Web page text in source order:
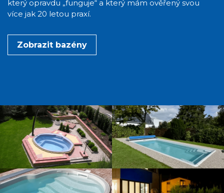
který opravdu „funguje“ a který mám ověřený svou
více jak 20 letou praxí.
Zobrazit bazény